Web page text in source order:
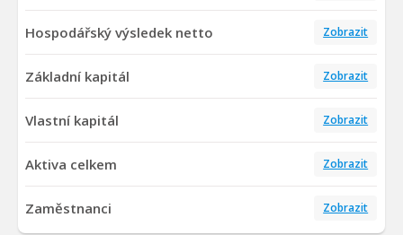
Hospodářský výsledek netto Zobrazit
Základní kapitál Zobrazit
Vlastní kapitál Zobrazit
Aktiva celkem Zobrazit
Zaměstnanci Zobrazit